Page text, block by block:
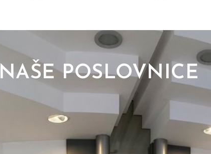
NAŠE POSLOVNICE